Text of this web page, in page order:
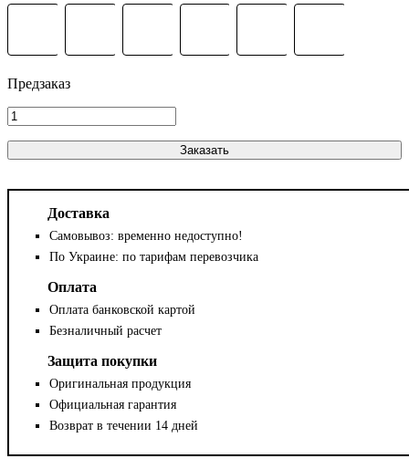
Заказать
Доставка
Самовывоз: временно недоступно!
По Украине: по тарифам перевозчика
Оплата
Оплата банковской картой
Безналичный расчет
Защита покупки
Оригинальная продукция
Официальная гарантия
Возврат в течении 14 дней